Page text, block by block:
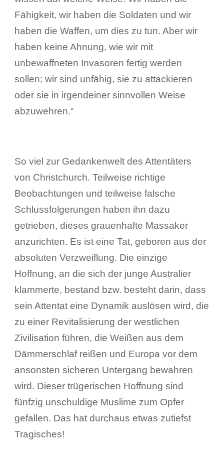
Fähigkeit, wir haben die Soldaten und wir
haben die Waffen, um dies zu tun. Aber wir
haben keine Ahnung, wie wir mit
unbewaffneten Invasoren fertig werden
sollen; wir sind unfähig, sie zu attackieren
oder sie in irgendeiner sinnvollen Weise
abzuwehren.“
So viel zur Gedankenwelt des Attentäters
von Christchurch. Teilweise richtige
Beobachtungen und teilweise falsche
Schlussfolgerungen haben ihn dazu
getrieben, dieses grauenhafte Massaker
anzurichten. Es ist eine Tat, geboren aus der
absoluten Verzweiflung. Die einzige
Hoffnung, an die sich der junge Australier
klammerte, bestand bzw. besteht darin, dass
sein Attentat eine Dynamik auslösen wird, die
zu einer Revitalisierung der westlichen
Zivilisation führen, die Weißen aus dem
Dämmerschlaf reißen und Europa vor dem
ansonsten sicheren Untergang bewahren
wird. Dieser trügerischen Hoffnung sind
fünfzig unschuldige Muslime zum Opfer
gefallen. Das hat durchaus etwas zutiefst
Tragisches!